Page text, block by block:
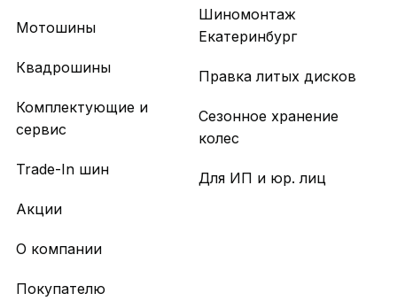
Мотошины
Квадрошины
Комплектующие и
сервис
Trade-In шин
Акции
Шиномонтаж
Екатеринбург
Правка литых дисков
Сезонное хранение
колес
Для ИП и юр. лиц
О компании
Покупателю